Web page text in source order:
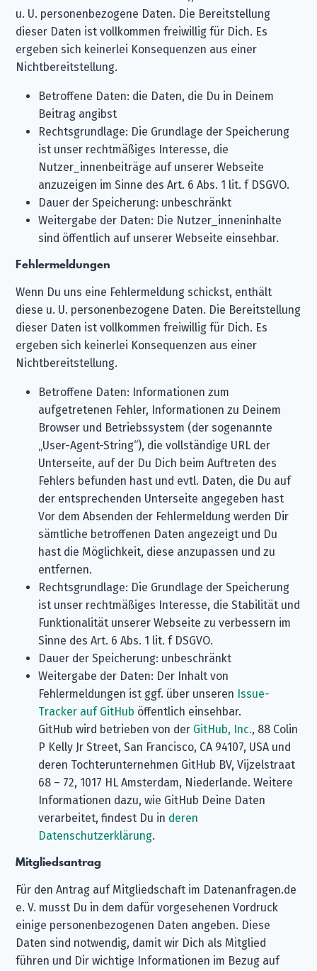
u. U. personenbezogene Daten. Die Bereitstellung
dieser Daten ist vollkommen freiwillig für Dich. Es
ergeben sich keinerlei Konsequenzen aus einer
Nichtbereitstellung.
Betroffene Daten: die Daten, die Du in Deinem
Beitrag angibst
Rechtsgrundlage: Die Grundlage der Speicherung
ist unser rechtmäßiges Interesse, die
Nutzer_innenbeiträge auf unserer Webseite
anzuzeigen im Sinne des Art. 6 Abs. 1 lit. f DSGVO.
Dauer der Speicherung: unbeschränkt
Weitergabe der Daten: Die Nutzer_inneninhalte
sind öffentlich auf unserer Webseite einsehbar.
Fehlermeldungen
Wenn Du uns eine Fehlermeldung schickst, enthält
diese u. U. personenbezogene Daten. Die Bereitstellung
dieser Daten ist vollkommen freiwillig für Dich. Es
ergeben sich keinerlei Konsequenzen aus einer
Nichtbereitstellung.
Betroffene Daten: Informationen zum
aufgetretenen Fehler, Informationen zu Deinem
Browser und Betriebssystem (der sogenannte
„User-Agent-String“), die vollständige URL der
Unterseite, auf der Du Dich beim Auftreten des
Fehlers befunden hast und evtl. Daten, die Du auf
der entsprechenden Unterseite angegeben hast
Vor dem Absenden der Fehlermeldung werden Dir
sämtliche betroffenen Daten angezeigt und Du
hast die Möglichkeit, diese anzupassen und zu
entfernen.
Rechtsgrundlage: Die Grundlage der Speicherung
ist unser rechtmäßiges Interesse, die Stabilität und
Funktionalität unserer Webseite zu verbessern im
Sinne des Art. 6 Abs. 1 lit. f DSGVO.
Dauer der Speicherung: unbeschränkt
Weitergabe der Daten: Der Inhalt von
Fehlermeldungen ist ggf. über unseren Issue-
Tracker auf GitHub öffentlich einsehbar.
GitHub wird betrieben von der GitHub, Inc., 88 Colin
P Kelly Jr Street, San Francisco, CA 94107, USA und
deren Tochterunternehmen GitHub BV, Vijzelstraat
68 – 72, 1017 HL Amsterdam, Niederlande. Weitere
Informationen dazu, wie GitHub Deine Daten
verarbeitet, findest Du in deren
Datenschutzerklärung.
Mitgliedsantrag
Für den Antrag auf Mitgliedschaft im Datenanfragen.de
e. V. musst Du in dem dafür vorgesehenen Vordruck
einige personenbezogenen Daten angeben. Diese
Daten sind notwendig, damit wir Dich als Mitglied
führen und Dir wichtige Informationen im Bezug auf